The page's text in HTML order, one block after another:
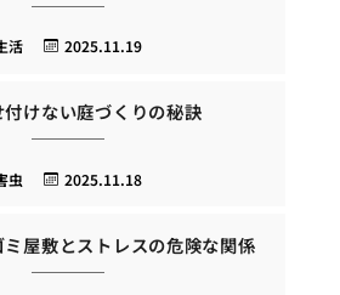
2025.11.19
活
付けない庭づくりの秘訣
2025.11.18
虫
屋敷とストレスの危険な関係